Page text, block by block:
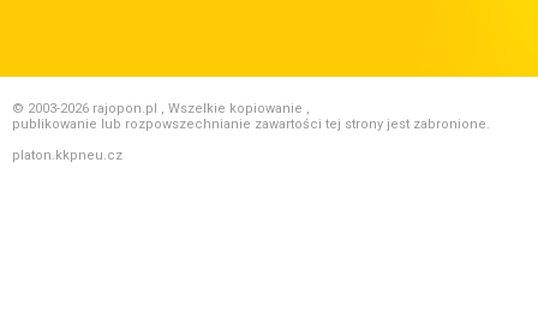
© 2003-2026 rajopon.pl , Wszelkie kopiowanie ,
publikowanie lub rozpowszechnianie zawartości tej strony jest zabronione.
platon.kkpneu.cz